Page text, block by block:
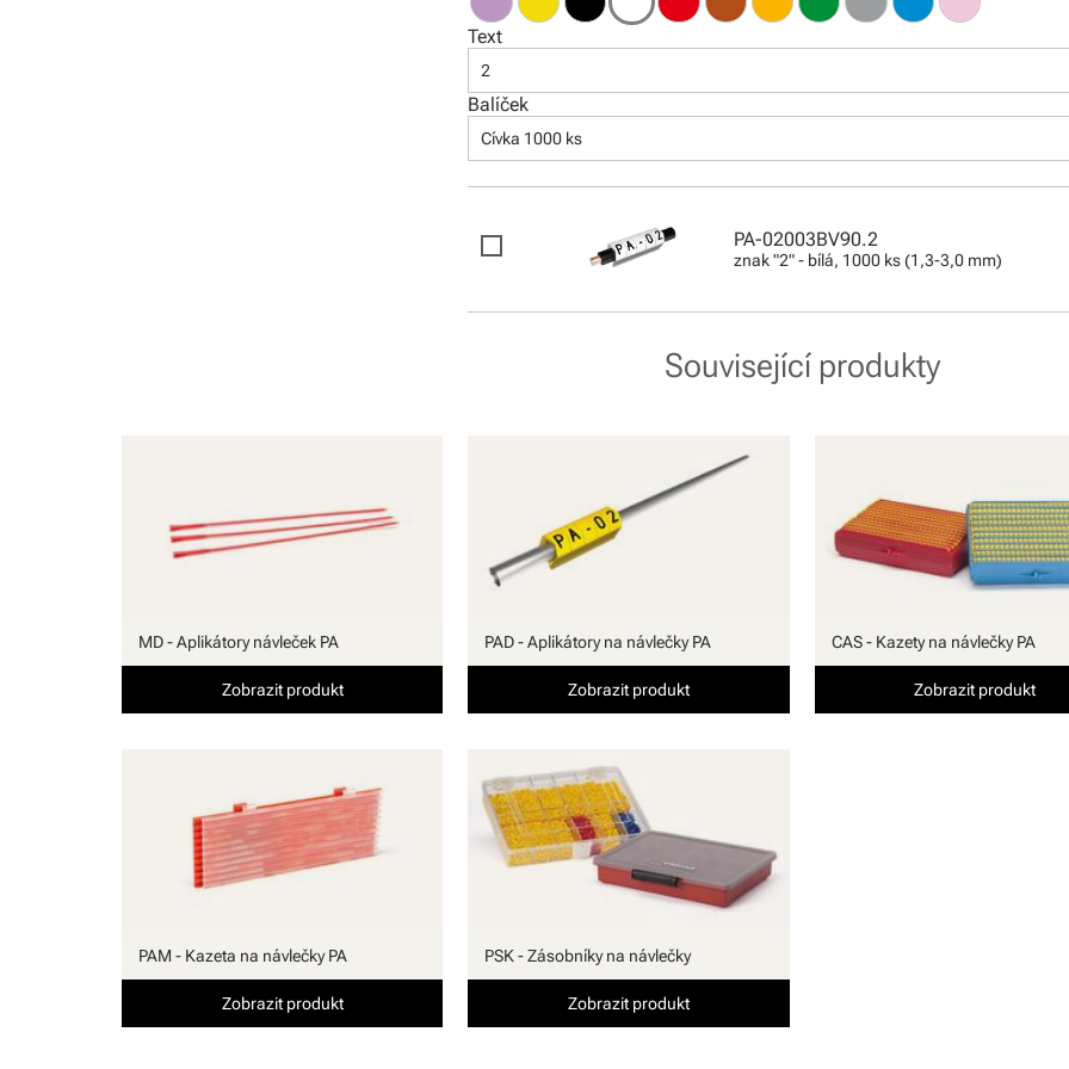
Text
2
Balíček
Cívka 1000 ks
PA-02003BV90.2
znak "2" - bílá, 1000 ks (1,3-3,0 mm)
Související produkty
MD - Aplikátory návleček PA
Zobrazit produkt
PAD - Aplikátory na návlečky PA
Zobrazit produkt
CAS - Kazety na návlečky PA
Zobrazit produkt
PAM - Kazeta na návlečky PA
Zobrazit produkt
PSK - Zásobníky na návlečky
Zobrazit produkt